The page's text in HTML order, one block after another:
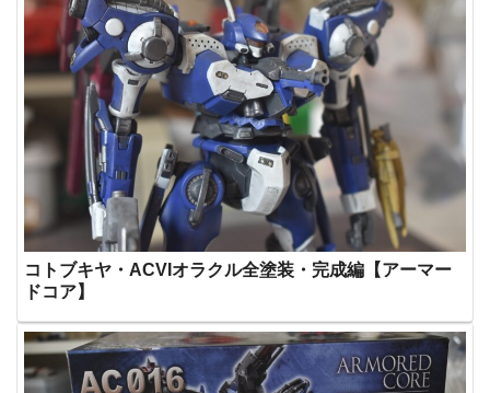
コトブキヤ・ACVIオラクル全塗装・完成編【アーマー
ドコア】